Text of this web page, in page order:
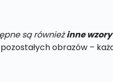
są równieżinne
obrazów –